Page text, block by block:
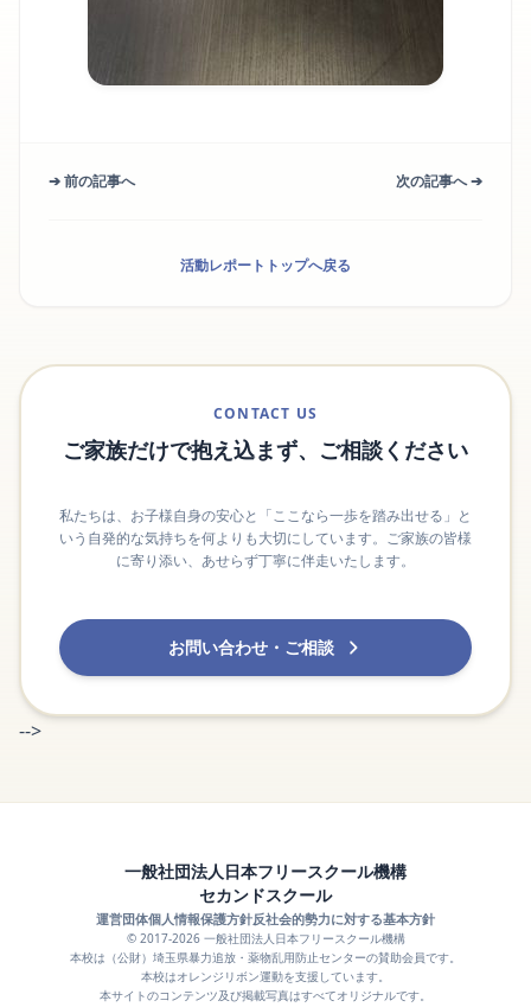
➔ 前の記事へ 次の記事へ ➔
活動レポートトップへ戻る
CONTACT US
ご家族だけで抱え込まず、ご相談ください
私たちは、お子様自身の安心と「ここなら一歩を踏み出せる」と
いう自発的な気持ちを何よりも大切にしています。ご家族の皆様
に寄り添い、あせらず丁寧に伴走いたします。
お問い合わせ・ご相談
-->
一般社団法人日本フリースクール機構
セカンドスクール
運営団体個人情報保護方針反社会的勢力に対する基本方針
© 2017-2026 一般社団法人日本フリースクール機構
本校は（公財）埼玉県暴力追放・薬物乱用防止センターの賛助会員です。
本校はオレンジリボン運動を支援しています。
本サイトのコンテンツ及び掲載写真はすべてオリジナルです。